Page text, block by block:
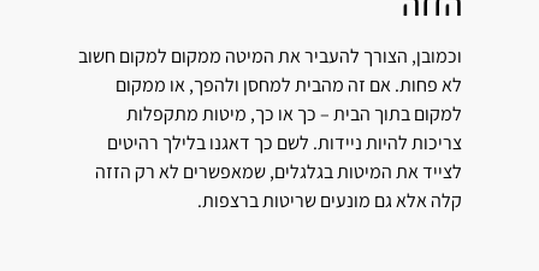
וכמובן, הצורך להעביר את המיטה ממקום למקום חשוב
לא פחות. אם זה מהבית למחסן ולהפך, או ממקום
למקום בתוך הבית – כך או כך, מיטות מתקפלות
צריכות להיות ניידות. לשם כך דאגנו בלילך רהיטים
לצייד את המיטות בגלגלים, שמאפשרים לא רק הזזה
קלה אלא גם מונעים שריטות ברצפות.